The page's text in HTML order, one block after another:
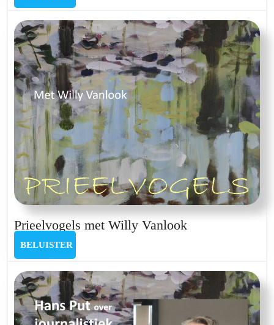
Vansintjan
Prieelvogels met Willy VanlookPrieelvogels
Vanlook
BELUISTER